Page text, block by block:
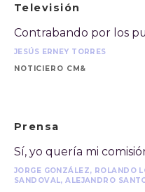
Televisión
Contrabando por los
JESÚS ERNEY TORRES
NOTICIERO CM&
Prensa
Sí, yo quería mi
JORGE GONZÁLEZ, ROLANDO
SANDOVAL, ALEJANDRO